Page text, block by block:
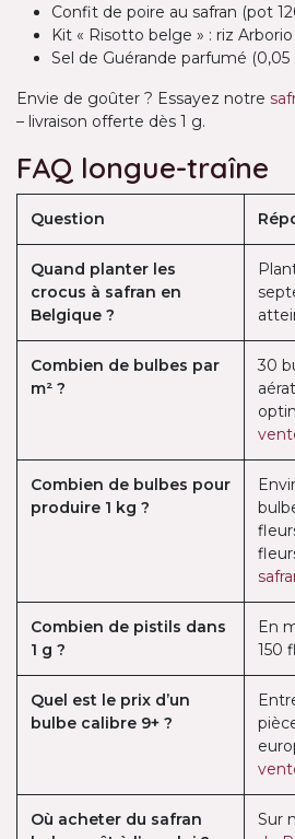
Confit de poire au safran (pot
Kit « Risotto belge » : riz
Sel de Guérande parfumé (0,05
Envie de goûter ? Essayez notre
– livraison offerte dès 1 g.
FAQ longue-traîne
Question
Quand planter les
crocus à safran en
Belgique ?
Combien de bulbes par
m² ?
30
Combien de bulbes pour
produire 1 kg ?
Combien de pistils dans
1 g ?
En
150
Quel est le prix d’un
bulbe calibre 9+ ?
Où acheter du safran
Sur